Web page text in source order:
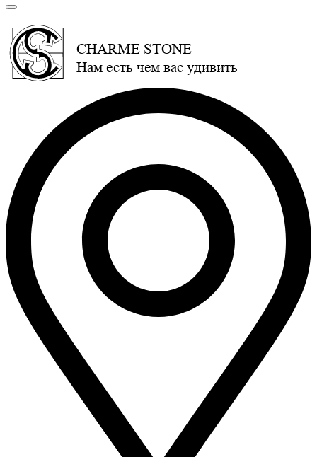
CHARME STONE
Нам есть чем вас удивить